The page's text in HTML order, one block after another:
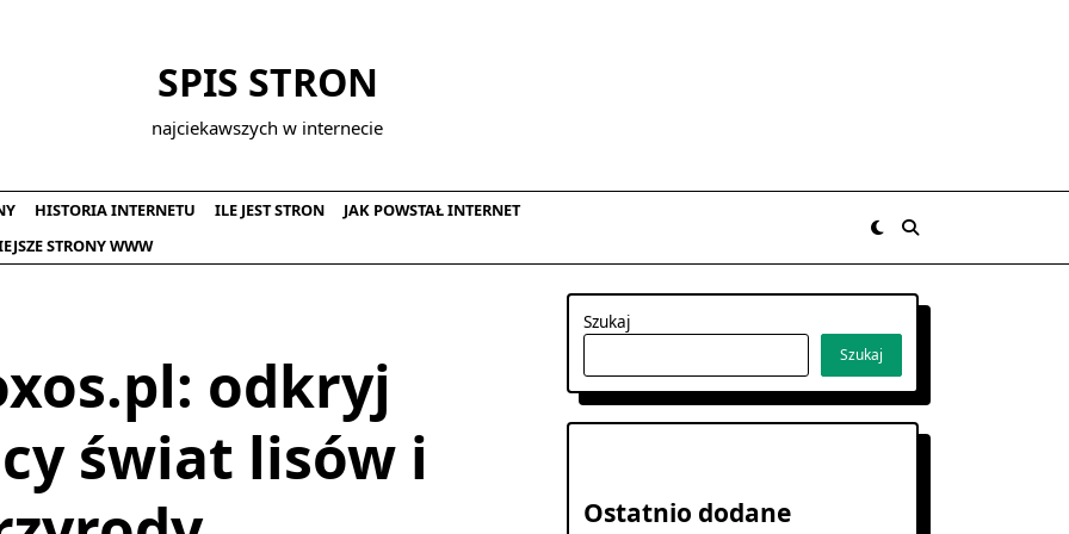
SPIS STRON
najciekawszych w internecie
HISTORIA INTERNETU ILE JEST STRON
JAK POWSTAŁ INTERNET
STRONY WWW
odkryj
świat lisów i
Szukaj
Szukaj
Ostatnio dodane